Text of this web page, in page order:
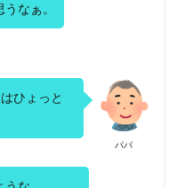
なぁ。
パパ
ひょっと